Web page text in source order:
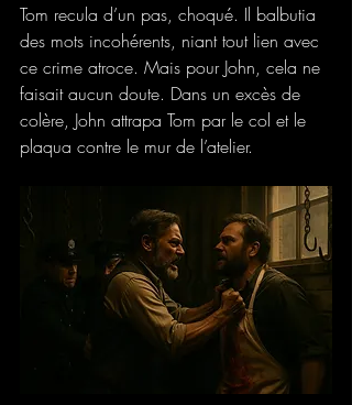
Tom recula d’un pas, choqué. Il balbutia
des mots incohérents, niant tout lien avec
ce crime atroce. Mais pour John, cela ne
faisait aucun doute. Dans un excès de
colère, John attrapa Tom par le col et le
plaqua contre le mur de l’atelier.